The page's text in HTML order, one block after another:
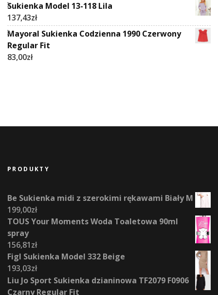
Sukienka Model 13-118 Lila
137,43zł
Mayoral Sukienka Codzienna 1990 Czerwony
Regular Fit
83,00zł
PRODUKTY
Be Sukienka midi z szerokimi rękawami Biały M
199,00zł
TOUS Your Moments Woda Toaletowa 90ml
spray
156,81zł
Figl Sukienka Model 332 Beige
193,03zł
Liu Jo Sport Sukienka dzianinowa TF2079 F0906
Czarny Regular Fit